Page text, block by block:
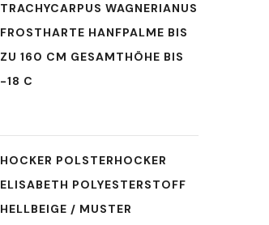
TRACHYCARPUS WAGNERIANUS
FROSTHARTE HANFPALME BIS
ZU 160 CM GESAMTHÖHE BIS
-18 C
HOCKER POLSTERHOCKER
ELISABETH POLYESTERSTOFF
HELLBEIGE / MUSTER